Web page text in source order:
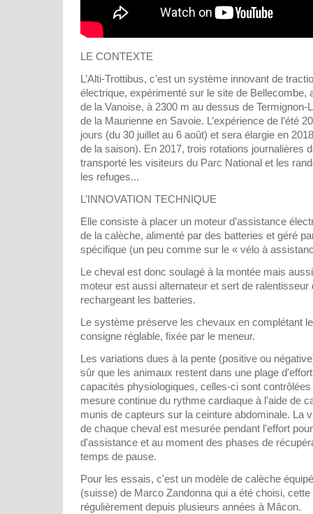
LE CONTEXTE
L’Alti-Trottibus, c’est un système innovant de
électrique, expérimenté sur le site de
de la Vanoise, à 2300 m au dessus de Termignon-
de la Maurienne en Savoie. L’expérience de l’été
jours (du 30 juillet au 6 août) et sera élargie en
de la saison). En 2017, trois rotations journalières
transporté les visiteurs du Parc National et les
les refuges...
L’INNOVATION TECHNIQUE
Elle consiste à placer un moteur d’assistance
de la calèche, alimenté par des batteries et géré
spécifique (un peu comme sur le « vélo à
Le cheval est donc soulagé à la montée mais
moteur est aussi alternateur et sert de ralentisseur
rechargeant les batteries.
Le système préserve les chevaux en complétant
consigne réglable, fixée par le meneur.
Les variations dues à la pente (positive ou
sûr que les animaux restent dans une plage
capacités physiologiques, celles-ci sont
mesure continue du rythme cardiaque à l'aide de
munis de capteurs sur la ceinture abdominale. La
de chaque cheval est mesurée pendant l'effort
d'assistance et au moment des phases de
temps de pause.
Pour les essais, c'est un modèle de calèche
(suisse) de Marco Zandonna qui a été choisi,
régulièrement depuis plusieurs années à Mâcon.